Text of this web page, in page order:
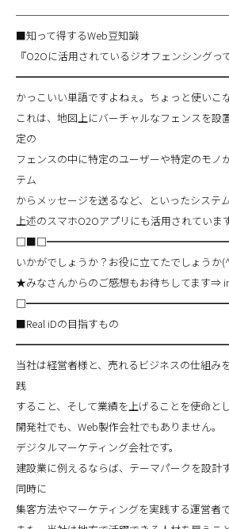
■知って得するWeb豆知識
『O2Oに活用されているジオフェンシングっ
かっこいい単語ですよねぇ。ちょっと使いこ
これは、地図上にバーチャルなフェンスを設
定の
フェンスの中に特定のユーザーや特定のモノ
テム
からメッセージを送るなど、といったシステム
上述のスマホO2Oアプリにも活用されていま
いかがでしょうか？お役に立てたでしょうか
★みなさんからのご感想もお待ちしてます⇒
■Real iDの目指すもの
当社は経営者様と、売れるビジネスの仕組み
践
すること、そして業績を上げることを使命とし
開発社でも、Web製作会社でもありません。
デジタルマーケティング会社です。
建設業に例えるならば、テーマパークを設計
同時に
集客方法やマーケティングを実践する運営者で